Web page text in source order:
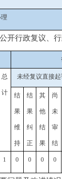
行政复议、行
总
计
未经复议直接
结
果
维
持
结
果
纠
正
其
他
结
果
尚
未
审
结
1 0 0 0 0